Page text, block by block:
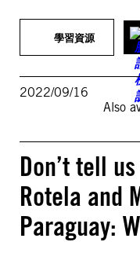
學習資源
2022/09/16
Also
Don’t tell
Rotela and
Paraguay: